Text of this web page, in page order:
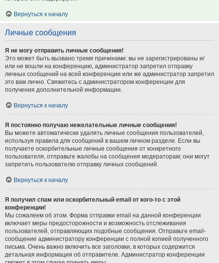
Вернуться к началу
Личные сообщения
Я не могу отправить личные сообщения!
Это может быть вызвано тремя причинами: вы не зарегистрированы и/
или не вошли на конференцию, администратор запретил отправку
личных сообщений на всей конференции или же администратор запретил
это вам лично. Свяжитесь с администратором конференции для
получения дополнительной информации.
Вернуться к началу
Я постоянно получаю нежелательные личные сообщения!
Вы можете автоматически удалять личные сообщения пользователей,
используя правила для сообщений в вашем личном разделе. Если вы
получаете оскорбительные личные сообщения от конкретного
пользователя, отправьте жалобы на сообщения модераторам; они могут
запретить пользователю отправку личных сообщений.
Вернуться к началу
Я получил спам или оскорбительный email от кого-то с этой
конференции!
Мы сожалеем об этом. Форма отправки email на данной конференции
включает меры предосторожности и возможность отслеживания
пользователей, отправляющих подобные сообщения. Отправьте email-
сообщение администратору конференции с полной копией полученного
письма. Очень важно включить все заголовки, в которых содержится
детальная информация об отправителе. Администратор конференции